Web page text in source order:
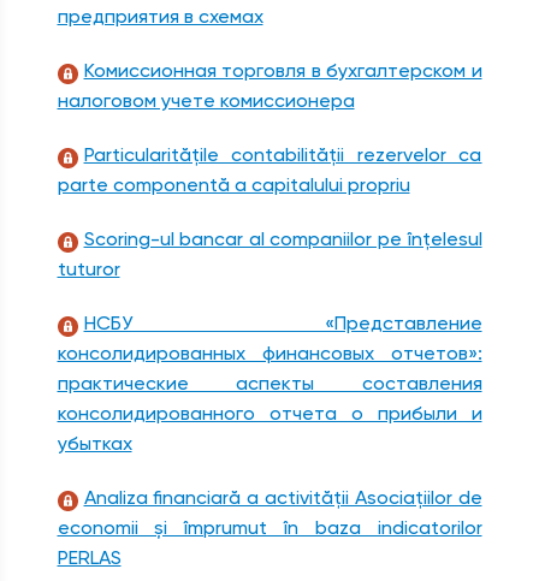
предприятия в схемах
Комиссионная торговля в бухгалтерском и
налоговом учете комиссионера
Particularitățile contabilității rezervelor ca
parte componentă a capitalului propriu
Scoring-ul bancar al companiilor pe înțelesul
tuturor
НСБУ «Представление
консолидированных финансовых отчетов»:
практические аспекты составления
консолидированного отчета о прибыли и
убытках
Analiza financiară a activității Asociațiilor de
economii și împrumut în baza indicatorilor
PERLAS